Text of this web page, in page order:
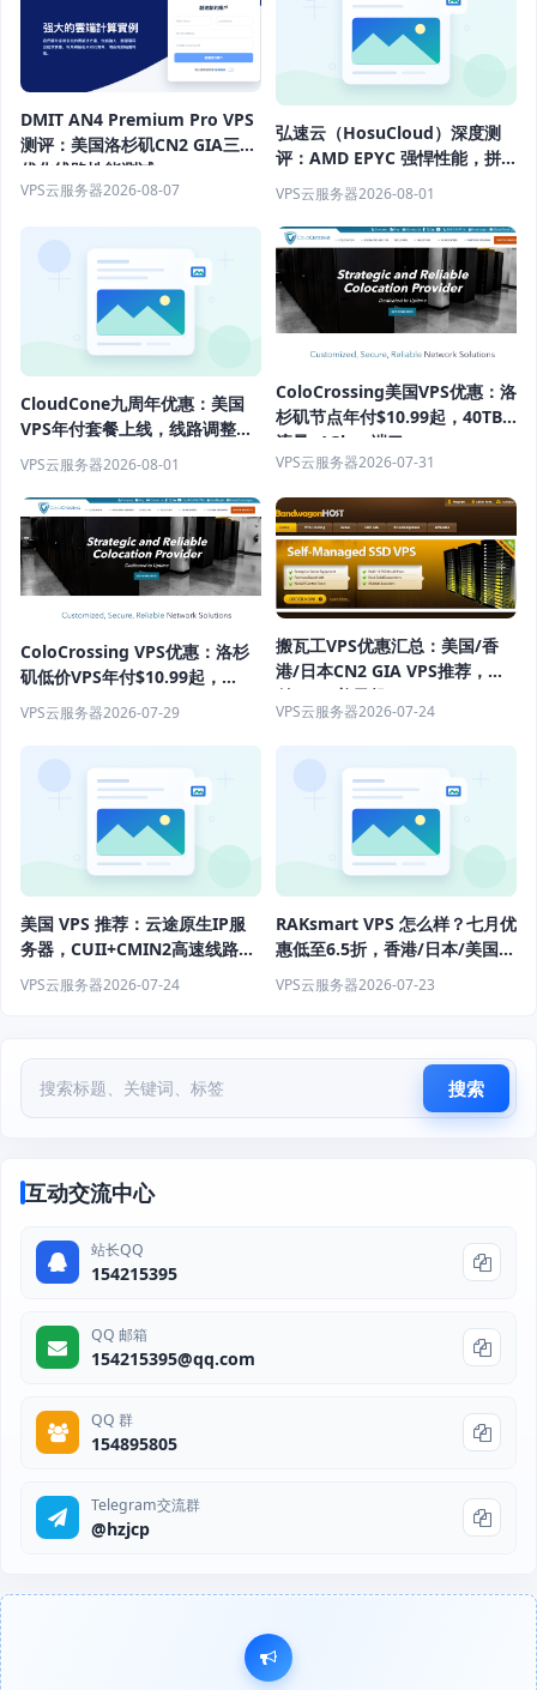
DMIT AN4 Premium Pro VPS
测评：美国洛杉矶CN2 GIA三网
优化线路性能测试
VPS云服务器2026-08-07
弘速云（HosuCloud）深度测
评：AMD EPYC 强悍性能，拼
团价真香！
VPS云服务器2026-08-01
CloudCone九周年优惠：美国
VPS年付套餐上线，线路调整后
性能升级
VPS云服务器2026-08-01
ColoCrossing美国VPS优惠：洛
杉矶节点年付$10.99起，40TB
流量+1Gbps端口
VPS云服务器2026-07-31
ColoCrossing VPS优惠：洛杉
矶低价VPS年付$10.99起，
1Gbps带宽+40TB流量
VPS云服务器2026-07-29
搬瓦工VPS优惠汇总：美国/香
港/日本CN2 GIA VPS推荐，年
付49.99美元起
VPS云服务器2026-07-24
美国 VPS 推荐：云途原生IP服
务器，CUII+CMIN2高速线路体
VPS云服务器2026-07-24
RAKsmart VPS 怎么样？七月优
惠低至6.5折，香港/日本/美国服
务器推荐
VPS云服务器2026-07-23
搜索
互动交流中心
站长QQ
154215395
QQ 邮箱
154215395@qq.com
QQ 群
154895805
Telegram交流群
@hzjcp